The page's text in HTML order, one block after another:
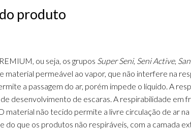
produto
ou seja, os grupos Super Seni, Seni Active,
material permeável ao vapor, que não interfere na
a passagem do ar, porém impede o líquido. A
desenvolvimento de escaras. A respirabilidade
material não tecido permite a livre circulação de ar
do que os produtos não respiráveis, com a camada